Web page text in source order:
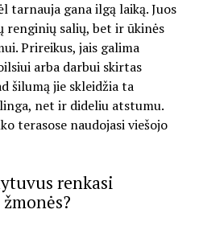
tarnauja gana ilgą laiką. Juos
renginių salių, bet ir ūkinės
Prireikus, jais galima
arba darbui skirtas
šilumą jie skleidžia ta
net ir dideliu atstumu.
terasose naudojasi viešojo
renkasi